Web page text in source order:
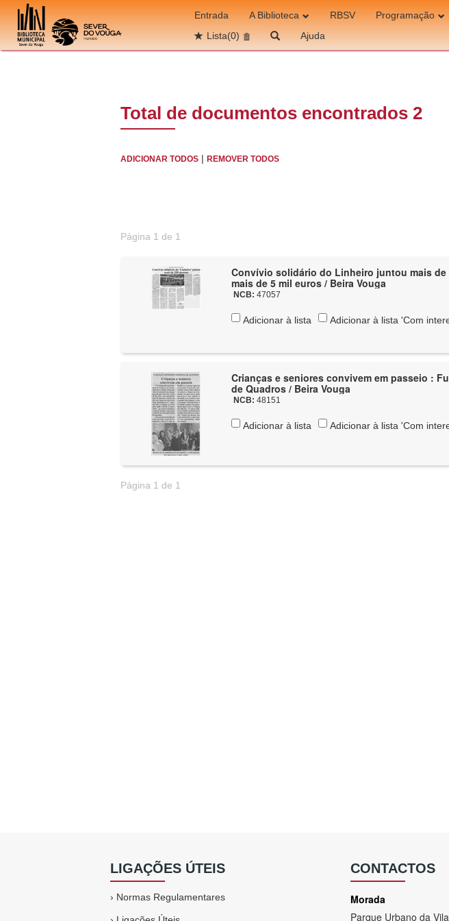
Ir para o conteúdo
Entrada A Biblioteca RBSV Programação
Lista(0) Ajuda
Total de documentos encontrados 2
ADICIONAR TODOS |REMOVER TODOS
Página 1 de 1
Convívio solidário do Linheiro juntou mais
mais de 5 mil euros / Beira Vouga
NCB:47057
Adicionar à lista Adicionar à lista 'Com
Crianças e seniores convivem em passeio :
de Quadros / Beira Vouga
NCB:48151
Adicionar à lista Adicionar à lista 'Com
Página 1 de 1
LIGAÇÕES ÚTEIS
› Normas Regulamentares
CONTACTOS
Morada
Parque Urbano da